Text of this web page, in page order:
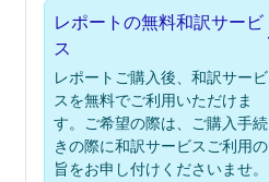
レポートの無料和訳サービ
ス
レポートご購入後、和訳サービ
スを無料でご利用いただけま
す。ご希望の際は、ご購入手続
きの際に和訳サービスご利用の
旨をお申し付けくださいませ。